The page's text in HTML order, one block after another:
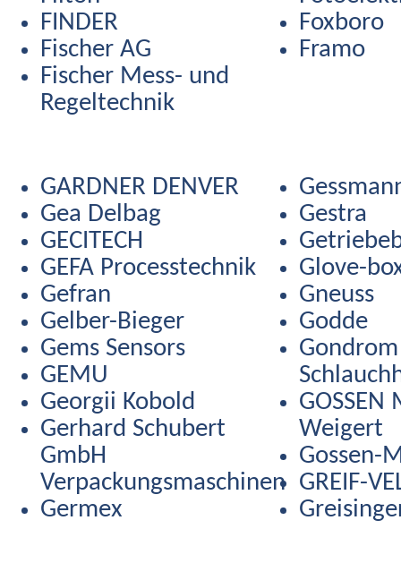
FINDER
Fischer AG
Fischer Mess- und
Regeltechnik
Foxboro
Framo
GARDNER DENVER
Gea Delbag
GECITECH
GEFA Processtechnik
Gefran
Gelber-Bieger
Gems Sensors
GEMU
Georgii Kobold
Gerhard Schubert
GmbH
Verpackungsmaschinen
Germex
Gestra
Glove-
Gneuss
Godde
Gondrom
Weigert
Gossen-
GREIF-